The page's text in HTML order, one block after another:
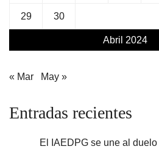
Abril 2024
29 30
« Mar May »
Entradas recientes
El IAEDPG se une al